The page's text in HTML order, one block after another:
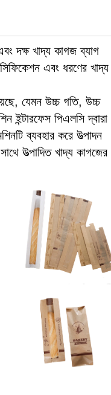
দক্ষ খাদ্য কাগজ ব্যাগ
এবং ধরণের খাদ্য
যেমন উচ্চ গতি, উচ্চ
ইন্টারফেস পিএলসি দ্বারা
ব্যবহার করে উত্পাদন
উত্পাদিত খাদ্য কাগজের